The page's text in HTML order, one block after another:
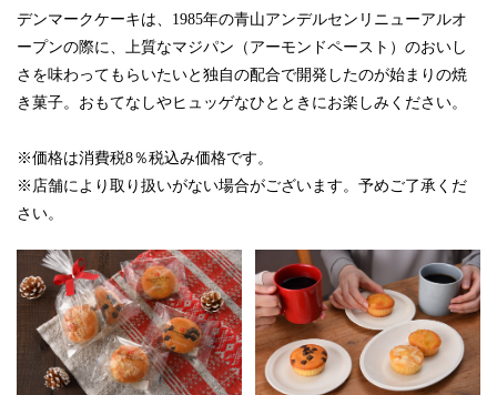
デンマークケーキは、1985年の青山アンデルセンリニューアルオ
ープンの際に、上質なマジパン（アーモンドペースト）のおいし
さを味わってもらいたいと独自の配合で開発したのが始まりの焼
き菓子。おもてなしやヒュッゲなひとときにお楽しみください。
※価格は消費税8％税込み価格です。
※店舗により取り扱いがない場合がございます。予めご了承くだ
さい。